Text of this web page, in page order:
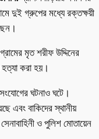
দুই গ্রুপের মধ্যে রক্তক্ষয়ী
মৃত শরীফ উদ্দিনের
করা হয়।
ঘটনাও ঘটে।
এবং বাকিদের স্থানীয়
ও পুলিশ মোতায়েন